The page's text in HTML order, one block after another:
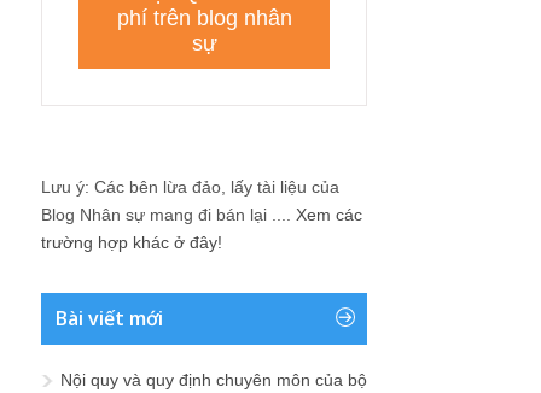
Lưu ý: Các bên lừa đảo, lấy tài liệu của
Blog Nhân sự mang đi bán lại .... Xem các
trường hợp khác ở đây!
Bài viết mới
Nội quy và quy định chuyên môn của bộ